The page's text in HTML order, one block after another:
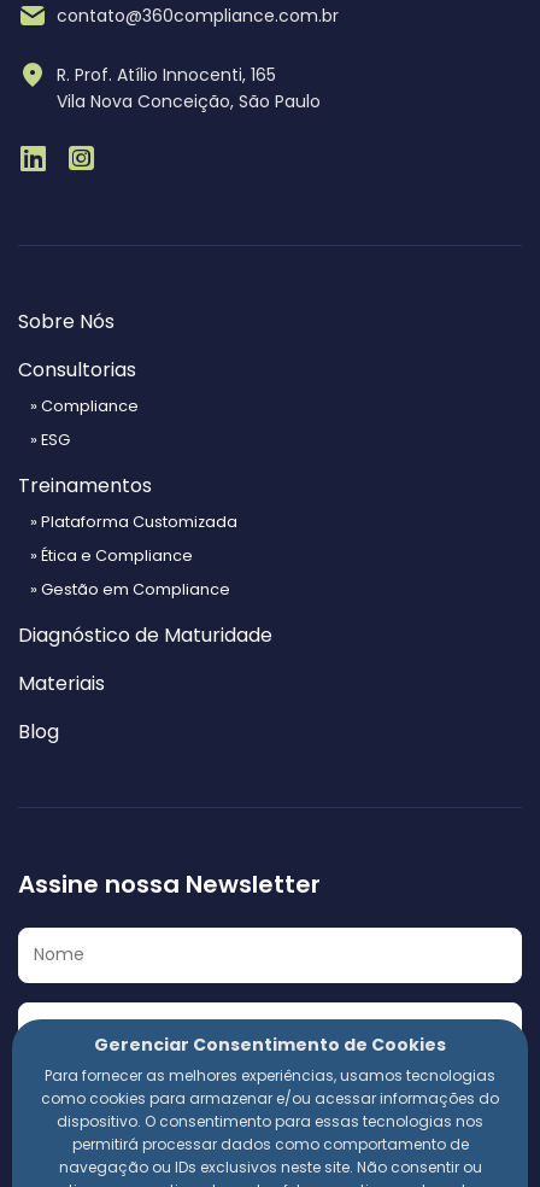
Sobre Nós
Consultorias
» Compliance
» ESG
Treinamentos
» Plataforma Customizada
» Ética e Compliance
» Gestão em Compliance
Diagnóstico de Maturidade
Materiais
Blog
contato@360compliance.com.br
R. Prof. Atílio Innocenti, 165
Vila Nova Conceição, São Paulo
Assine nossa Newsletter
Eu concordo em receber a Newsletter e outros materiais
informativos da 360 Compliance. Estou ciente de que
meus dados pessoais serão utilizados conforme a
Política de Privacidadeda empresa.
Gerenciar Consentimento de Cookies
Para fornecer as melhores experiências, usamos tecnologias
como cookies para armazenar e/ou acessar informações do
dispositivo. O consentimento para essas tecnologias nos
permitirá processar dados como comportamento de
navegação ou IDs exclusivos neste site. Não consentir ou